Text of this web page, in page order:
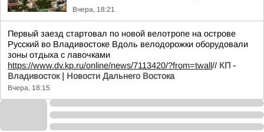
Вчера, 18:21
Первый заезд стартовал по новой велотропе на острове
Русский во Владивостоке Вдоль велодорожки оборудовали
зоны отдыха с лавочками
https://www.dv.kp.ru/online/news/7113420/?from=twall// КП -
Владивосток | Новости Дальнего Востока
Вчера, 18:15